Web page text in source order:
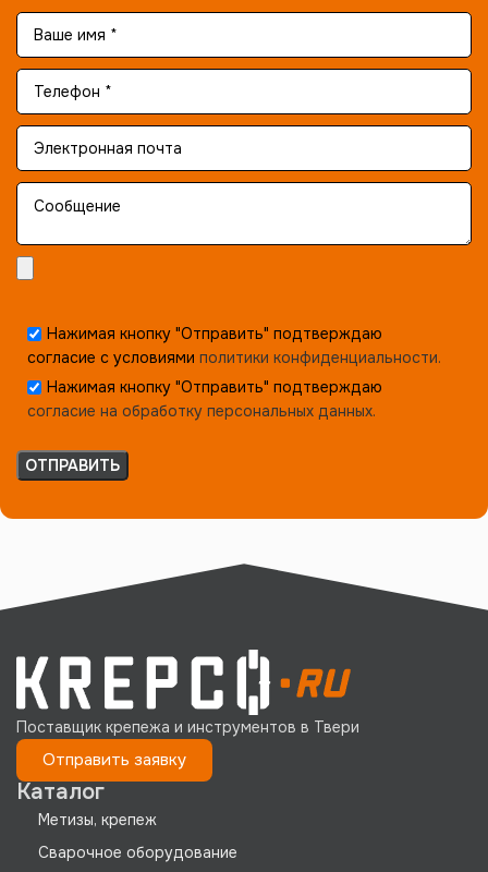
Нажимая кнопку "Отправить" подтверждаю
согласие с условиями политики конфиденциальности.
Нажимая кнопку "Отправить" подтверждаю
согласие на обработку персональных данных.
Поставщик крепежа и инструментов в Твери
Отправить заявку
Каталог
Метизы, крепеж
Сварочное оборудование